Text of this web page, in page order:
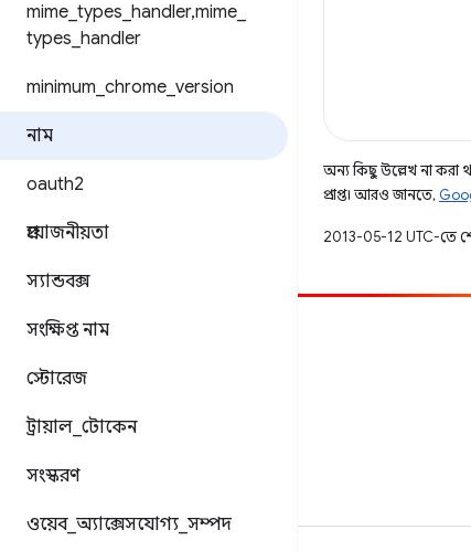
mime types handler,mime
types handler
minimum chrome version
নাম
oauth2
প্রয়োজনীয়তা
স্যান্ডবক্স
সংক্ষিপ্ত নাম
স্টোরেজ
ট্রায়াল টোকেন
সংস্করণ
ওয়েব_ অ্যাক্সেসযোগ্য সম্পদ
অন্য কিছু উল্লেখ না করা
প্রাপ্ত। আরও জানতে,
2013-05-12 UTC-তে
অবদান
একটি বাগ ফাইল করুন
খোলা সমস্যা দেখুন